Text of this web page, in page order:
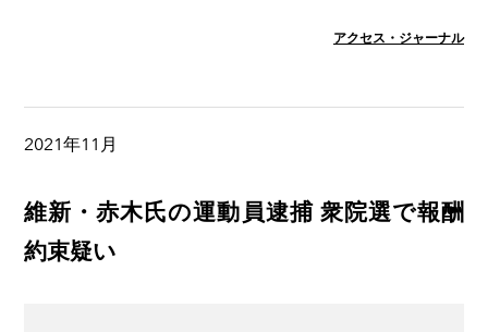
アクセス・ジャーナル
2021年11月
維新・赤木氏の運動員逮捕 衆院選で報酬
約束疑い